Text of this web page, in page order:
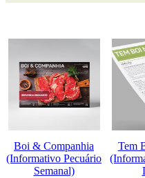
Boi & Companhia
(Informativo Pecuário
Semanal)
Tem